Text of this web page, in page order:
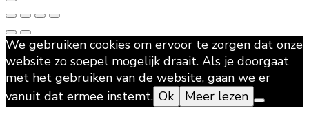
We gebruiken cookies om ervoor te zorgen dat onze
website zo soepel mogelijk draait. Als je doorgaat
met het gebruiken van de website, gaan we er
vanuit dat ermee instemt. Ok Meer lezen